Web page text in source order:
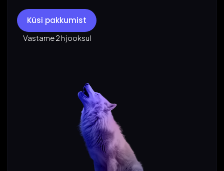
Küsi pakkumist
Vastame 2 h jooksul